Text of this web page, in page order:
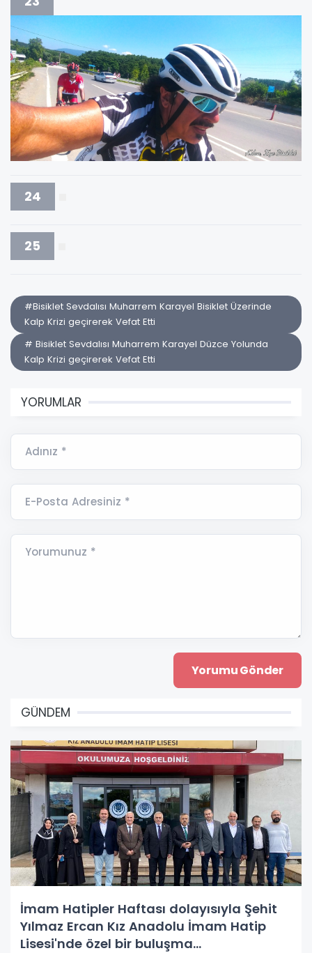
24
25
#Bisiklet Sevdalısı Muharrem Karayel Bisiklet Üzerinde
Kalp Krizi geçirerek Vefat Etti
# Bisiklet Sevdalısı Muharrem Karayel Düzce Yolunda
Kalp Krizi geçirerek Vefat Etti
YORUMLAR
Adınız *
E-Posta Adresiniz *
Yorumunuz *
GÜNDEM
İmam Hatipler Haftası dolayısıyla Şehit
Yılmaz Ercan Kız Anadolu İmam Hatip
Lisesi'nde özel bir buluşma